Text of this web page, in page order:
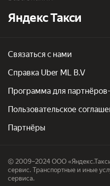
Яндекс Такси
Связаться с нами
Справка Uber ML B.V
Программа для
Пользовательское
Партнёры
© 2009–2024 ООО
сервис. Транспортные и иные
сервиса.